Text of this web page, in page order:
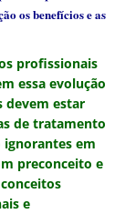
os benefícios e as
profissionais
essa evolução
devem estar
de tratamento
ignorantes em
preconceito e
e